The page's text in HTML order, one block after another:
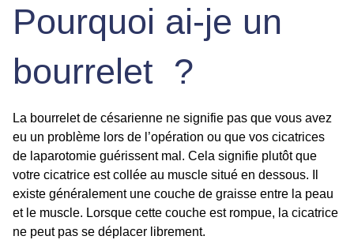
Pourquoi ai-je un
bourrelet ?
La bourrelet de césarienne ne signifie pas que vous avez
eu un problème lors de l’opération ou que vos cicatrices
de laparotomie guérissent mal. Cela signifie plutôt que
votre cicatrice est collée au muscle situé en dessous. Il
existe généralement une couche de graisse entre la peau
et le muscle. Lorsque cette couche est rompue, la cicatrice
ne peut pas se déplacer librement.